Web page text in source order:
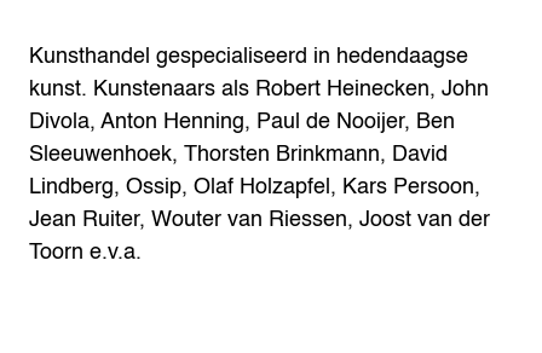
Kunsthandel gespecialiseerd in hedendaagse
kunst. Kunstenaars als Robert Heinecken, John
Divola, Anton Henning, Paul de Nooijer, Ben
Sleeuwenhoek, Thorsten Brinkmann, David
Lindberg, Ossip, Olaf Holzapfel, Kars Persoon,
Jean Ruiter, Wouter van Riessen, Joost van der
Toorn e.v.a.